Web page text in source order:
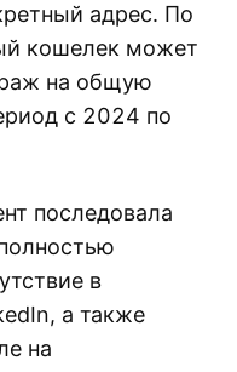
адрес. По
кошелек может
на общую
с 2024 по
последовала
в
а также
на